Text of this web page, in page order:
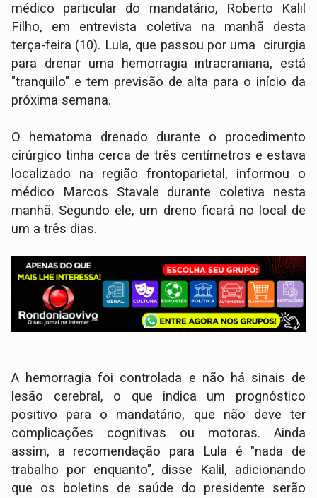
médico particular do mandatário, Roberto Kalil
Filho, em entrevista coletiva na manhã desta
terça-feira (10). Lula, que passou por uma cirurgia
para drenar uma hemorragia intracraniana, está
"tranquilo" e tem previsão de alta para o início da
próxima semana.
O hematoma drenado durante o procedimento
cirúrgico tinha cerca de três centímetros e estava
localizado na região frontoparietal, informou o
médico Marcos Stavale durante coletiva nesta
manhã. Segundo ele, um dreno ficará no local de
um a três dias.
A hemorragia foi controlada e não há sinais de
lesão cerebral, o que indica um prognóstico
positivo para o mandatário, que não deve ter
complicações cognitivas ou motoras. Ainda
assim, a recomendação para Lula é "nada de
trabalho por enquanto", disse Kalil, adicionando
que os boletins de saúde do presidente serão